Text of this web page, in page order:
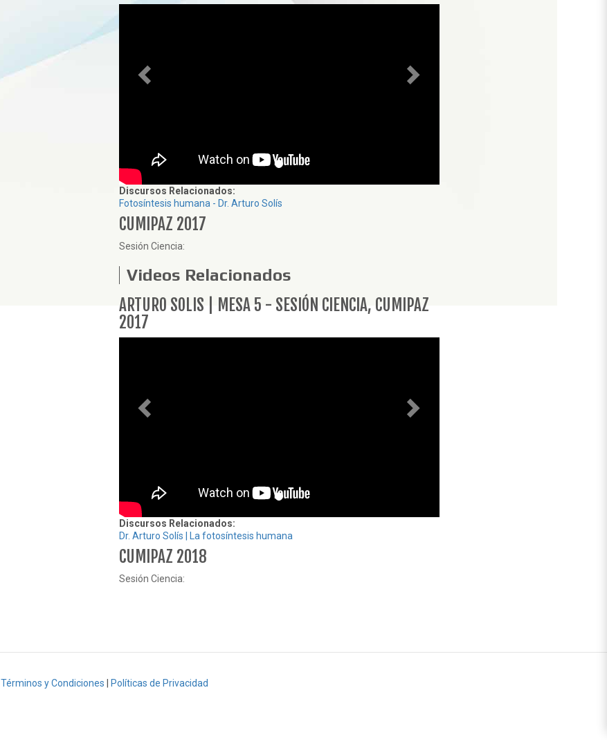
Discursos Relacionados:
Fotosíntesis humana - Dr. Arturo Solís
CUMIPAZ 2017
Sesión Ciencia:
Videos Relacionados
ARTURO SOLIS | MESA 5 - SESIÓN CIENCIA, CUMIPAZ
2017
Anterior Siguiente
Discursos Relacionados:
Dr. Arturo Solís | La fotosíntesis humana
CUMIPAZ 2018
Sesión Ciencia:
Términos y Condiciones Políticas de Privacidad